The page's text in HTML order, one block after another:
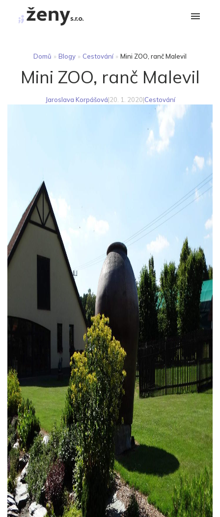
Domů » Blogy » Cestování » Mini ZOO, ranč Malevil
Mini ZOO, ranč Malevil
Jaroslava Korpášová|20. 1. 2020|Cestování